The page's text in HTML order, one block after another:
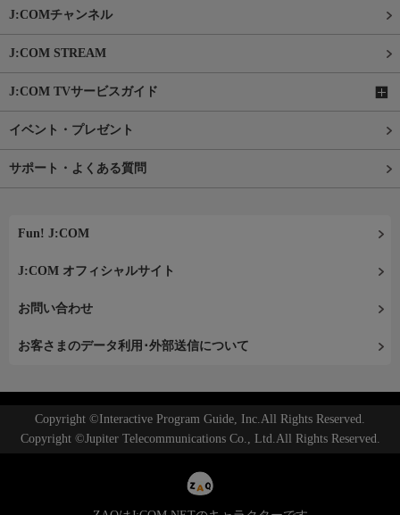
J:COMチャンネル
J:COM STREAM
J:COM TVサービスガイド
イベント・プレゼント
サポート・よくある質問
Fun! J:COM
J:COM オフィシャルサイト
お問い合わせ
お客さまのデータ利用･外部送信について
Copyright ©Interactive Program Guide, Inc.All Rights Reserved.
Copyright ©Jupiter Telecommunications Co., Ltd.All Rights Reserved.